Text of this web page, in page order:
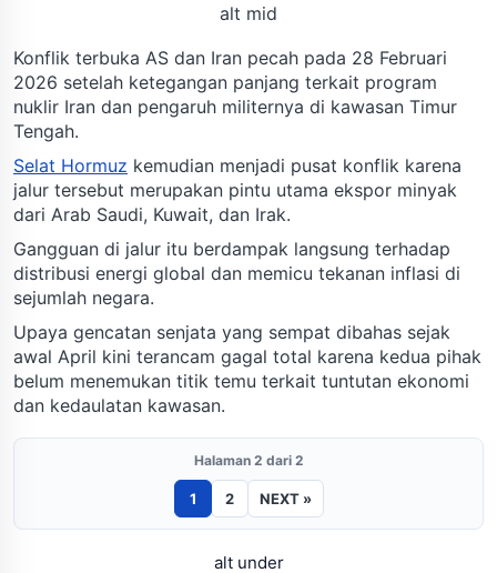
alt mid
Konflik terbuka AS dan Iran pecah pada 28 Februari
2026 setelah ketegangan panjang terkait program
nuklir Iran dan pengaruh militernya di kawasan Timur
Tengah.
Selat Hormuz kemudian menjadi pusat konflik karena
jalur tersebut merupakan pintu utama ekspor minyak
dari Arab Saudi, Kuwait, dan Irak.
Gangguan di jalur itu berdampak langsung terhadap
distribusi energi global dan memicu tekanan inflasi di
sejumlah negara.
Upaya gencatan senjata yang sempat dibahas sejak
awal April kini terancam gagal total karena kedua pihak
belum menemukan titik temu terkait tuntutan ekonomi
dan kedaulatan kawasan.
Halaman 2 dari 2
1 2 NEXT »
alt under